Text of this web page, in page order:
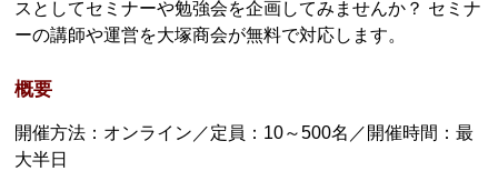
スとしてセミナーや勉強会を企画してみませんか？ セミナ
ーの講師や運営を大塚商会が無料で対応します。
概要
開催方法：オンライン／定員：10～500名／開催時間：最
大半日